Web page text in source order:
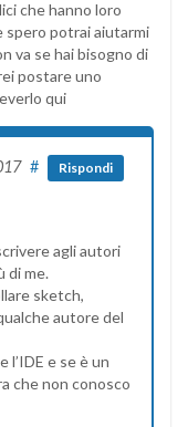
che hanno loro
spero potrai aiutarmi
va se hai bisogno di
postare uno
qui
# Rispondi
agli autori
di me.
sketch,
autore del
e se è un
che non conosco